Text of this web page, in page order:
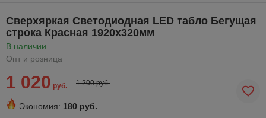
Сверхяркая Светодиодная LED табло Бегущая
строка Красная 1920х320мм
В наличии
Опт и розница
1 020 руб. 1 200 руб.
Экономия: 180 руб.